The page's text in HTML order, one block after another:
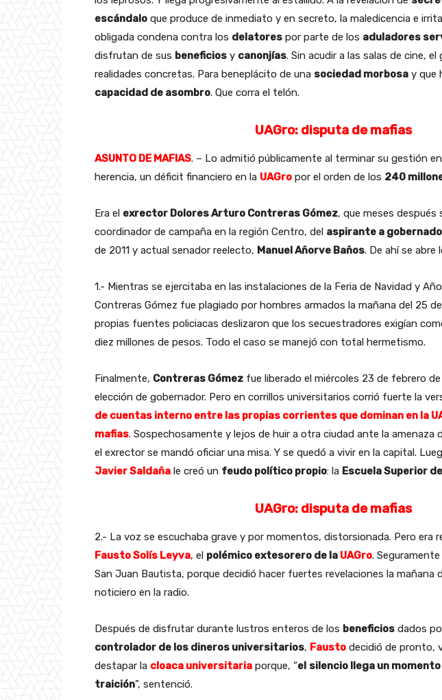
escándalo que produce de inmediato y en secreto, la maledicencia e
obligada condena contra los delatores por parte de los aduladores
disfrutan de sus beneficios y canonjías. Sin acudir a las salas de cine,
realidades concretas. Para beneplácito de una sociedad morbosa y que
capacidad de asombro. Que corra el telón.
UAGro: disputa de mafias
ASUNTO DE MAFIAS. – Lo admitió públicamente al terminar su gestión
herencia, un déficit financiero en la UAGro por el orden de los 240
Era el exrector Dolores Arturo Contreras Gómez, que meses después
coordinador de campaña en la región Centro, del aspirante a
de 2011 y actual senador reelecto, Manuel Añorve Baños. De ahí se abre
1.- Mientras se ejercitaba en las instalaciones de la Feria de Navidad y
Contreras Gómez fue plagiado por hombres armados la mañana del 25
propias fuentes policiacas deslizaron que los secuestradores exigían
diez millones de pesos. Todo el caso se manejó con total hermetismo.
Finalmente, Contreras Gómez fue liberado el miércoles 23 de febrero
elección de gobernador. Pero en corrillos universitarios corrió fuerte la
de cuentas interno entre las propias corrientes que dominan en la
mafias. Sospechosamente y lejos de huir a otra ciudad ante la amenaza
el exrector se mandó oficiar una misa. Y se quedó a vivir en la capital.
Javier Saldaña le creó un feudo político propio: la Escuela Superior
UAGro: disputa de mafias
2.- La voz se escuchaba grave y por momentos, distorsionada. Pero era
Fausto Solís Leyva, el polémico extesorero de la UAGro.
San Juan Bautista, porque decidió hacer fuertes revelaciones la mañana
noticiero en la radio.
Después de disfrutar durante lustros enteros de los beneficios dados
controlador de los dineros universitarios, Fausto decidió de pronto,
destapar la cloaca universitaria porque, “el silencio llega un
traición”, sentenció.